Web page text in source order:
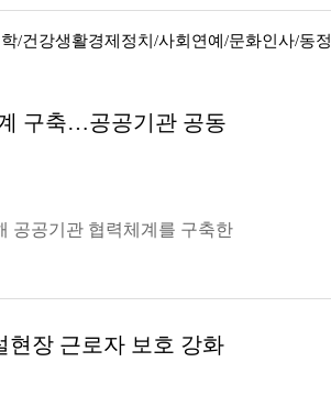
/건강생활경제 정치/사회 연예/문화인사/동정
구축…공공기관 공동
공공기관 협력체계를 구축한
장 근로자 보호 강화